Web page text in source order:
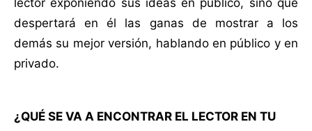
lector exponiendo sus ideas en público, sino que
despertará en él las ganas de mostrar a los
demás su mejor versión, hablando en público y en
privado.
¿QUÉ SE VA A ENCONTRAR EL LECTOR EN TU